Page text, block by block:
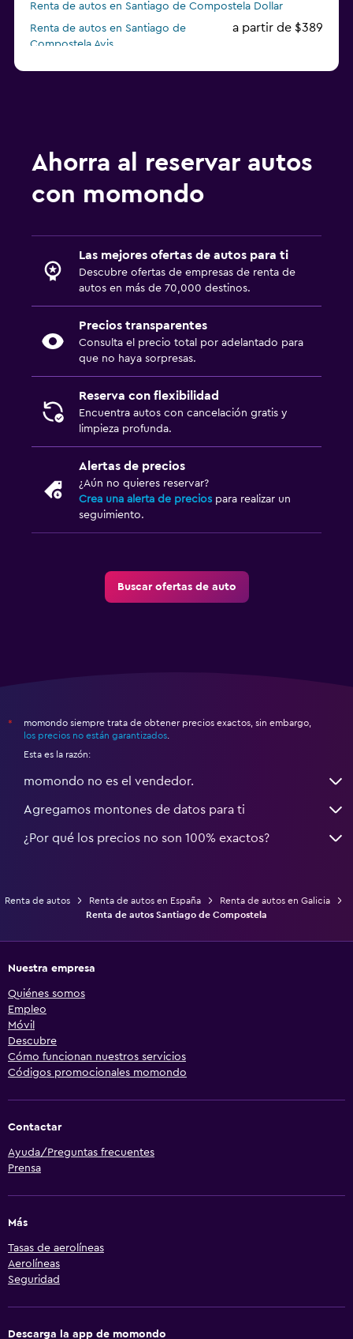
Renta de autos en Santiago de Compostela Dollar
Renta de autos en Santiago de
Compostela Avis
a partir de $389
Ahorra al reservar autos
con momondo
Las mejores ofertas de autos para ti
Descubre ofertas de empresas de renta de
autos en más de 70,000 destinos.
Precios transparentes
Consulta el precio total por adelantado para
que no haya sorpresas.
Reserva con flexibilidad
Encuentra autos con cancelación gratis y
limpieza profunda.
Alertas de precios
¿Aún no quieres reservar?
Crea una alerta de precios para realizar un
seguimiento.
Buscar ofertas de auto
*
momondo siempre trata de obtener precios exactos, sin embargo,
los precios no están garantizados
Esta es la razón:
momondo no es el vendedor.
Agregamos montones de datos para ti
¿Por qué los precios no son 100% exactos?
Renta de autos Renta de autos en España
Renta de autos en Galicia
Renta de autos Santiago de Compostela
Nuestra empresa
Quiénes somos
Empleo
Móvil
Descubre
Cómo funcionan nuestros servicios
Códigos promocionales momondo
Contactar
Ayuda/Preguntas frecuentes
Prensa
Más
Tasas de aerolíneas
Aerolíneas
Seguridad
Descarga la app de momondo